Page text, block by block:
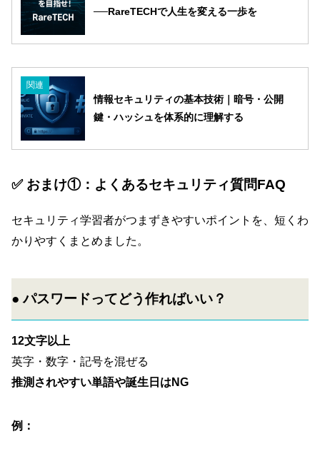
──RareTECHで人生を変える一歩を
関連
情報セキュリティの基本技術｜暗号・公開
鍵・ハッシュを体系的に理解する
✅ おまけ①：よくあるセキュリティ質問FAQ
セキュリティ学習者がつまずきやすいポイントを、短くわ
かりやすくまとめました。
● パスワードってどう作ればいい？
12文字以上
英字・数字・記号を混ぜる
推測されやすい単語や誕生日はNG
例：